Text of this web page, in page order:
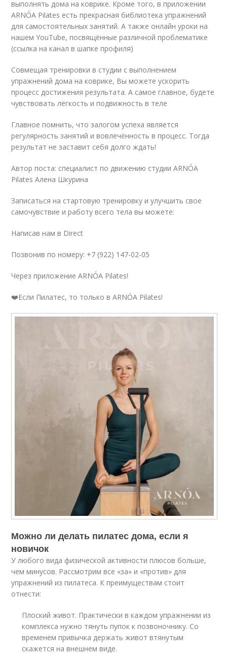
выполнять дома на коврике. Кроме того, в приложении
ARNÓA Pilates есть прекрасная библиотека упражнений
для самостоятельных занятий. А также онлайн уроки на
нашем YouTube, посвящённые различной проблематике
(ссылка на канал в шапке профиля)
Совмещая тренировки в студии с выполнением
упражнений дома на коврике, Вы можете ускорить
процесс достижения результата. А самое главное, будете
чувствовать лёгкость и подвижность в теле
Главное помнить, что залогом успеха является
регулярность занятий и вовлечённость в процесс. Тогда
результат не заставит себя долго ждать!
Автор поста: специалист по движению студии ARNÓA
Pilates Алена Шкурина
Записаться на стартовую тренировку и улучшить свое
самочувствие и работу всего тела вы можете:
Написав нам в Direct
Позвонив по номеру: +7 (922) 147-02-05
Через приложение ARNÓA Pilates!
❤️Если Пилатес, то только в ARNÓA Pilates!
Можно ли делать пилатес дома, если я
новичок
У любого вида физической активности плюсов больше,
чем минусов. Рассмотрим все «за» и «против» для
упражнений из пилатеса. К преимуществам стоит
отнести:
Плоский живот. Практически в каждом упражнении из
комплекса нужно тянуть пупок к позвоночнику. Со
временем привычка держать живот втянутым
скажется на внешнем виде.